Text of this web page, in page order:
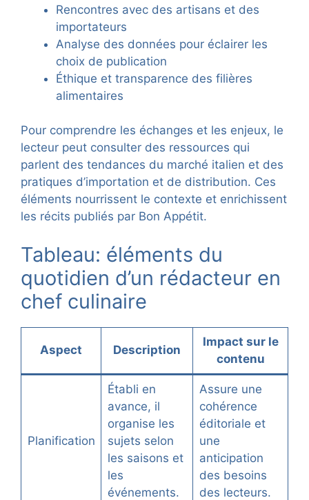
Rencontres avec des artisans et des
importateurs
Analyse des données pour éclairer les
choix de publication
Éthique et transparence des filières
alimentaires
Pour comprendre les échanges et les enjeux, le
lecteur peut consulter des ressources qui
parlent des tendances du marché italien et des
pratiques d’importation et de distribution. Ces
éléments nourrissent le contexte et enrichissent
les récits publiés par Bon Appétit.
Tableau: éléments du
quotidien d’un rédacteur en
chef culinaire
Aspect Description
Impact sur le
contenu
Planification
Établi en
avance, il
organise les
sujets selon
les saisons et
les
événements.
Assure une
cohérence
éditoriale et
une
anticipation
des besoins
des lecteurs.